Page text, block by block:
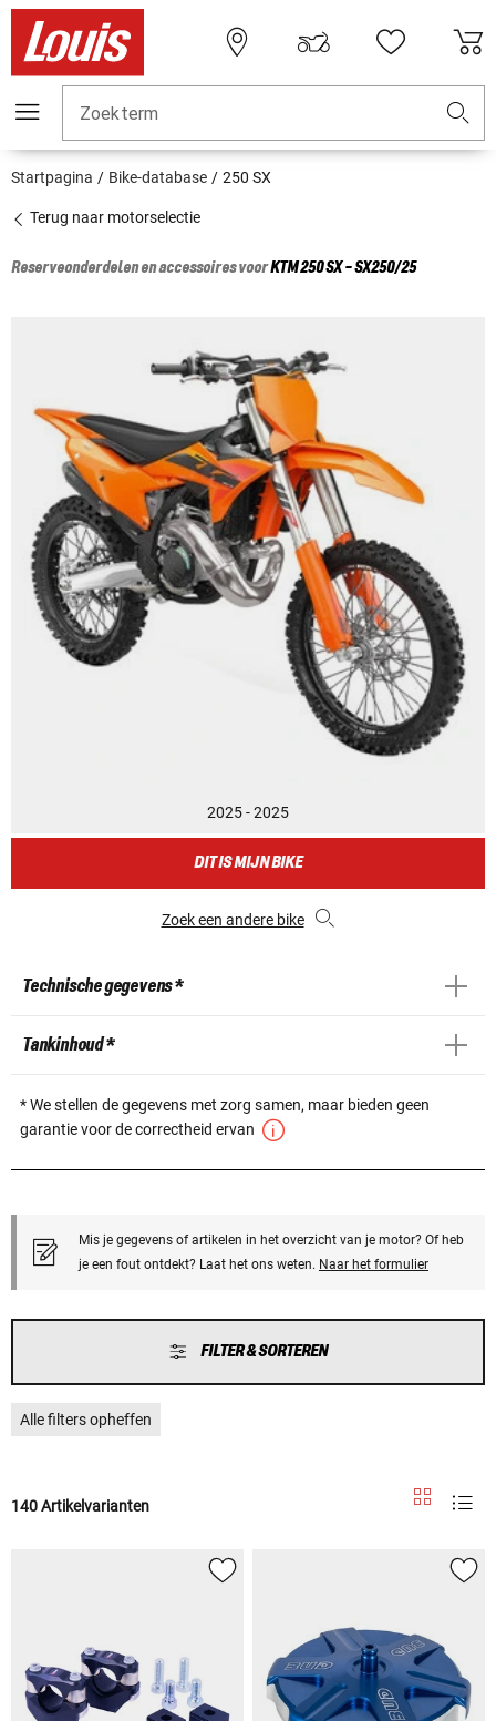
Zoekterm
Startpagina Bike-database 250 SX
Terug naar motorselectie
Reserveonderdelen en accessoires voorKTM250 SX - SX250/25
2025 - 2025
DIT IS MIJN BIKE
Zoek een andere bike
Technische gegevens *
Tankinhoud *
* We stellen de gegevens met zorg samen, maar bieden geen
garantie voor de correctheid ervan
Mis je gegevens of artikelen in het overzicht van je motor? Of heb
je een fout ontdekt? Laat het ons weten. Naar het formulier
FILTER & SORTEREN
Alle filters opheffen
140 Artikelvarianten